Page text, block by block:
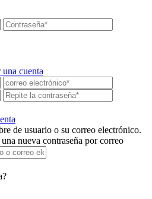
una cuenta
de usuario o su correo electrónico.
nueva contraseña por correo